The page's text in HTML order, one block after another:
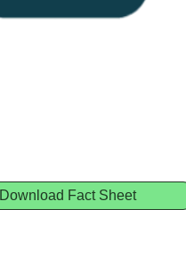
Download Fact Sheet